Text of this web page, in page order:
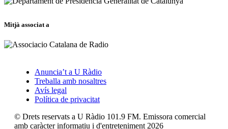
Mitjà associat a
Anuncia’t a U Ràdio
Treballa amb nosaltres
Avís legal
Política de privacitat
© Drets reservats a U Ràdio 101.9 FM. Emissora comercial
amb caràcter informatiu i d'entreteniment 2026